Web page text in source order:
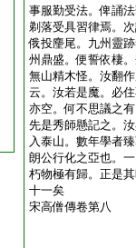
事服勤受法。俾誦
剃落受具習律焉。
俄投麈尾。九州靈
州鼎盛。便誓依棲
無山精木怪。汝翻
云。汝若是魔。必
亦空。何不思議之
先是秀師懸記之。
入泰山。數年學者
朗公行化之亞也。
朽物極有歸。正是
十一矣
宋高僧傳卷第八